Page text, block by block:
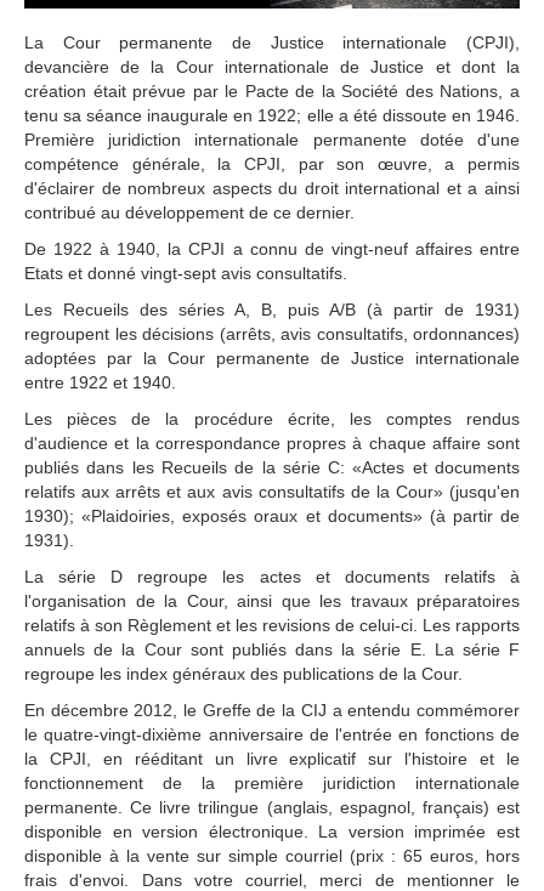
La Cour permanente de Justice internationale (CPJI),
devancière de la Cour internationale de Justice et dont la
création était prévue par le Pacte de la Société des Nations, a
tenu sa séance inaugurale en 1922; elle a été dissoute en 1946.
Première juridiction internationale permanente dotée d'une
compétence générale, la CPJI, par son œuvre, a permis
d'éclairer de nombreux aspects du droit international et a ainsi
contribué au développement de ce dernier.
De 1922 à 1940, la CPJI a connu de vingt-neuf affaires entre
Etats et donné vingt-sept avis consultatifs.
Les Recueils des séries A, B, puis A/B (à partir de 1931)
regroupent les décisions (arrêts, avis consultatifs, ordonnances)
adoptées par la Cour permanente de Justice internationale
entre 1922 et 1940.
Les pièces de la procédure écrite, les comptes rendus
d'audience et la correspondance propres à chaque affaire sont
publiés dans les Recueils de la série C: «Actes et documents
relatifs aux arrêts et aux avis consultatifs de la Cour» (jusqu'en
1930); «Plaidoiries, exposés oraux et documents» (à partir de
1931).
La série D regroupe les actes et documents relatifs à
l'organisation de la Cour, ainsi que les travaux préparatoires
relatifs à son Règlement et les revisions de celui-ci. Les rapports
annuels de la Cour sont publiés dans la série E. La série F
regroupe les index généraux des publications de la Cour.
En décembre 2012, le Greffe de la CIJ a entendu commémorer
le quatre-vingt-dixième anniversaire de l'entrée en fonctions de
la CPJI, en rééditant un livre explicatif sur l'histoire et le
fonctionnement de la première juridiction internationale
permanente. Ce livre trilingue (anglais, espagnol, français) est
disponible en version électronique. La version imprimée est
disponible à la vente sur simple courriel (prix : 65 euros, hors
frais d'envoi. Dans votre courriel, merci de mentionner le
Greffier
Organigramme du
Greffe
Textes régissant le
Greffe
Cour
Programme relatif aux
Judicial Fellows
Anciens
fellows
Questions fréquemment
posées
Stages
La section des achats
AFFAIRES
Liste des affaires
Affaires pendantes
Affaires contentieuses
classées par Etat
Affaires contentieuses
incidentes
Procédures consultatives
Arrêts, avis